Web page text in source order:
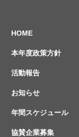
HOME
本年度政策方針
活動報告
お知らせ
年間スケジュール
協賛企業募集